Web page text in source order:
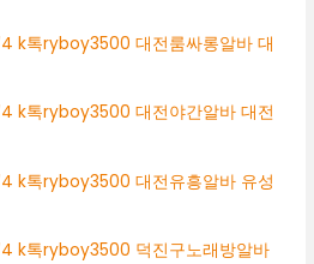
k톡ryboy3500 대전룸싸롱알바 대
k톡ryboy3500 대전야간알바 대전
k톡ryboy3500 대전유흥알바 유성
k톡ryboy3500 덕진구노래방알바